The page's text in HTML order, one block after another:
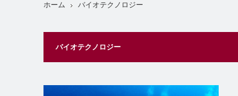
ホーム バイオテクノロジー
バイオテクノロジー